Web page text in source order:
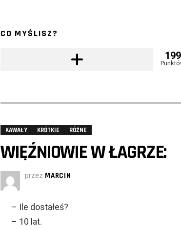
CO MYŚLISZ?
199
KAWAŁY KRÓTKIE RÓŻNE
WIĘŹNIOWIE W ŁAGRZE:
przez MARCIN
– Ile dostałeś?
– 10 lat.